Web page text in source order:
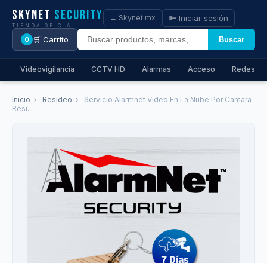
Skynet Security
TIENDA OFICIAL
Buscar
← Skynet.mx 🔑 Iniciar sesión
0 🛒 Carrito
Videovigilancia CCTV HD Alarmas Acceso Redes
Inicio › Resideo ›
Servicio Alarmnet Video En La Nube Por Camara
Resi...